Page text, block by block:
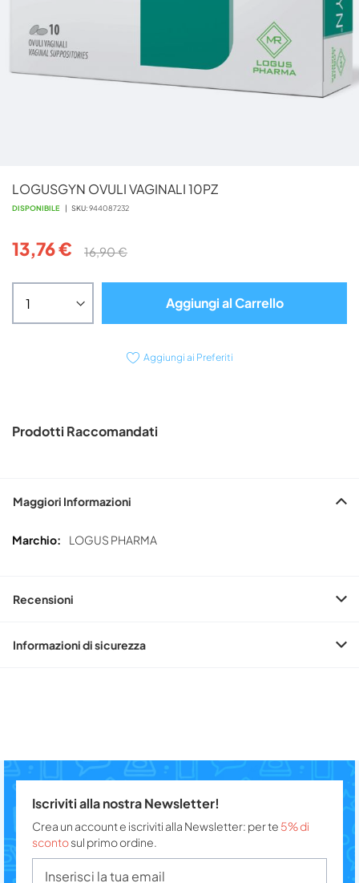
LOGUSGYN OVULI VAGINALI 10PZ
DISPONIBILE SKU 944087232
13,76 € 16,90 €
Aggiungi al Carrello
Aggiungi ai Preferiti
all'inizio
della
immagini
Prodotti Raccomandati
Maggiori Informazioni
Maggiori
LOGUS PHARMA
Recensioni
Informazioni di sicurezza
Iscriviti alla nostra Newsletter!
Crea un account e iscriviti alla Newsletter: per te 5% di
scontosul primo ordine.